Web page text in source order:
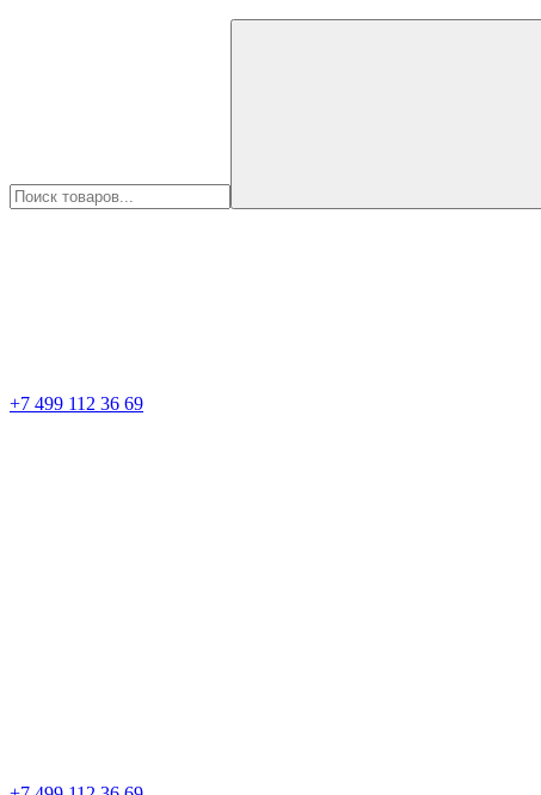
+7 499 112 36 69